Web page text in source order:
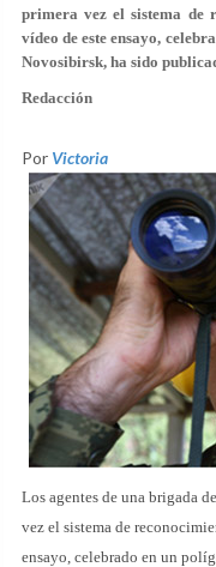
primera vez el sistema de
vídeo de este ensayo,
Novosibirsk, ha sido
Redacción
Por Victoria
Los agentes de una brigada
vez el sistema de
ensayo, celebrado en un